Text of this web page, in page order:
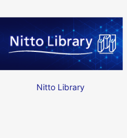
Nitto Library